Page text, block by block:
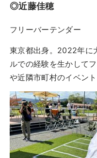
◎近藤佳穂
フリーバーテンダー
東京都出身。2022年に
ルでの経験を生かして
や近隣市町村のイベント